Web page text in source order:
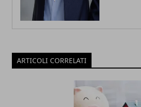
ARTICOLI CORRELATI